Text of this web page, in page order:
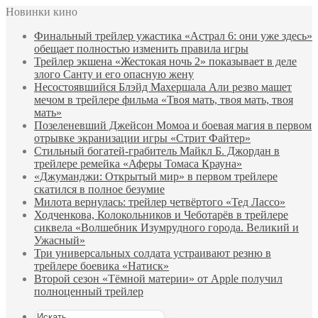
Новинки кино
Финальный трейлер ужастика «Астрал 6: они уже здесь»
обещает полностью изменить правила игры
Трейлер экшена «Жестокая ночь 2» показывает в деле
злого Санту и его опасную жену
Несостоявшийся Блэйд Махершала Али резво машет
мечом в трейлере фильма «Твоя мать, твоя мать, твоя
мать»
Позеленевший Джейсон Момоа и боевая магия в первом
отрывке экранизации игры «Стрит Файтер»
Стильный богатей-грабитель Майкл Б. Джордан в
трейлере ремейка «Аферы Томаса Крауна»
«Джуманджи: Открытый мир» в первом трейлере
скатился в полное безумие
Милота вернулась: трейлер четвёртого «Тед Лассо»
Ходченкова, Колокольников и Чеботарёв в трейлере
сиквела «Волшебник Изумрудного города. Великий и
Ужасный»
Три универсальных солдата устраивают резню в
трейлере боевика «Натиск»
Второй сезон «Тёмной материи» от Apple получил
полноценный трейлер